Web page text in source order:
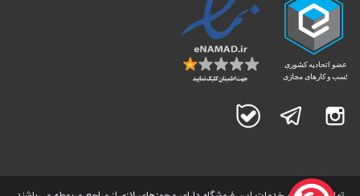
اینستاگرام تلگرام